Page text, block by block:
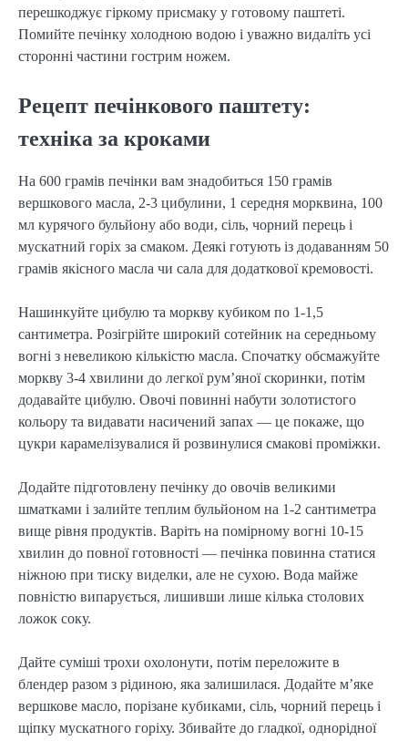
перешкоджує гіркому присмаку у готовому паштеті.
Помийте печінку холодною водою і уважно видаліть усі
сторонні частини гострим ножем.
Рецепт печінкового паштету:
техніка за кроками
На 600 грамів печінки вам знадобиться 150 грамів
вершкового масла, 2-3 цибулини, 1 середня морквина, 100
мл курячого бульйону або води, сіль, чорний перець і
мускатний горіх за смаком. Деякі готують із додаванням 50
грамів якісного масла чи сала для додаткової кремовості.
Нашинкуйте цибулю та моркву кубиком по 1-1,5
сантиметра. Розігрійте широкий сотейник на середньому
вогні з невеликою кількістю масла. Спочатку обсмажуйте
моркву 3-4 хвилини до легкої рум’яної скоринки, потім
додавайте цибулю. Овочі повинні набути золотистого
кольору та видавати насичений запах — це покаже, що
цукри карамелізувалися й розвинулися смакові проміжки.
Додайте підготовлену печінку до овочів великими
шматками і залийте теплим бульйоном на 1-2 сантиметра
вище рівня продуктів. Варіть на помірному вогні 10-15
хвилин до повної готовності — печінка повинна статися
ніжною при тиску виделки, але не сухою. Вода майже
повністю випарується, лишивши лише кілька столових
ложок соку.
Дайте суміші трохи охолонути, потім переложите в
блендер разом з рідиною, яка залишилася. Додайте м’яке
вершкове масло, порізане кубиками, сіль, чорний перець і
щіпку мускатного горіху. Збивайте до гладкої, однорідної